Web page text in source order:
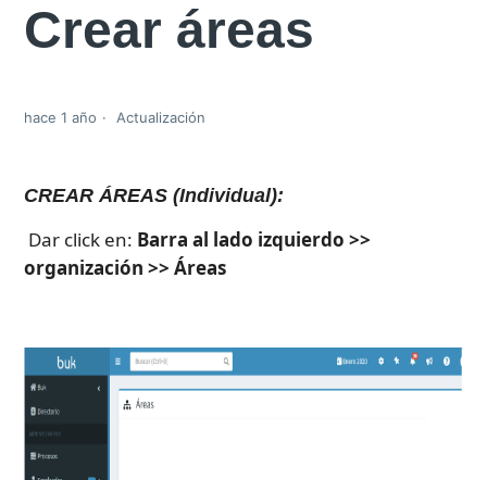
Crear áreas
hace 1 año Actualización
CREAR ÁREAS (Individual):
Dar click en: Barra al lado izquierdo >>
organización >> Áreas